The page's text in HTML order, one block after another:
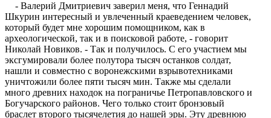
- Валерий Дмитриевич заверил меня, что Геннадий
Шкурин интересный и увлеченный краеведением человек,
который будет мне хорошим помощником, как в
археологической, так и в поисковой работе, - говорит
Николай Новиков. - Так и получилось. С его участием мы
эксгумировали более полутора тысяч останков солдат,
нашли и совместно с воронежскими взрывотехниками
уничтожили более пяти тысяч мин. Также мы сделали
много древних находок на пограничье Петропавловского и
Богучарского районов. Чего только стоит бронзовый
браслет второго тысячелетия до нашей эры. Эту древнюю